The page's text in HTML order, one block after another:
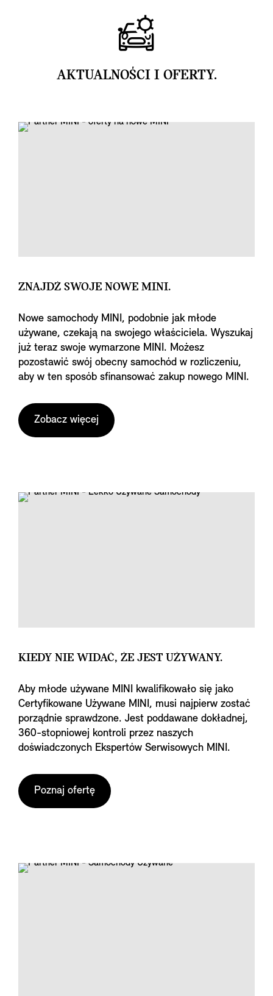
AKTUALNOŚCI I OFERTY.
ZNAJDŹ SWOJE NOWE MINI.
Nowe samochody MINI, podobnie jak młode
używane, czekają na swojego właściciela. Wyszukaj
już teraz swoje wymarzone MINI. Możesz
pozostawić swój obecny samochód w rozliczeniu,
aby w ten sposób sfinansować zakup nowego MINI.
Zobacz więcej
KIEDY NIE WIDAĆ, ŻE JEST UŻYWANY.
Aby młode używane MINI kwalifikowało się jako
Certyfikowane Używane MINI, musi najpierw zostać
porządnie sprawdzone. Jest poddawane dokładnej,
360-stopniowej kontroli przez naszych
doświadczonych Ekspertów Serwisowych MINI.
Poznaj ofertę